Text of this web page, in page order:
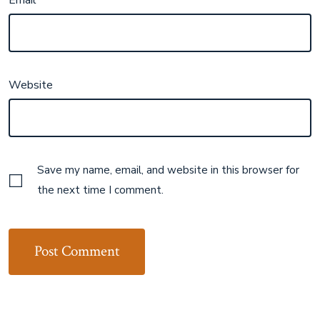
Website
Save my name, email, and website in this browser for
the next time I comment.